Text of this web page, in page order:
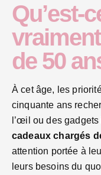
Qu’est-
de 50
À cet âge, les
cinquante ans
l’œil ou des
cadeaux chargés
attention portée à
leurs besoins du